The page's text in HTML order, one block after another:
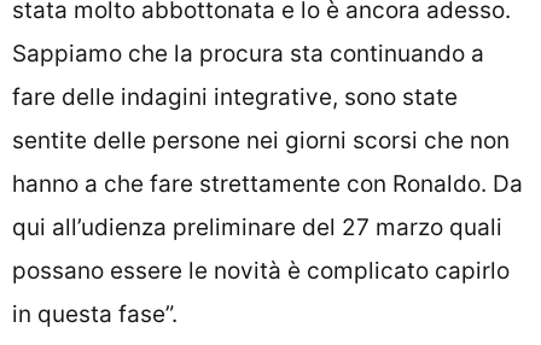
stata molto abbottonata e lo è ancora adesso.
Sappiamo che la procura sta continuando a
fare delle indagini integrative, sono state
sentite delle persone nei giorni scorsi che non
hanno a che fare strettamente con Ronaldo. Da
qui all’udienza preliminare del 27 marzo quali
possano essere le novità è complicato capirlo
in questa fase”.